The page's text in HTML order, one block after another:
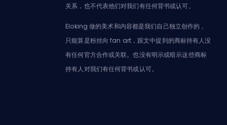
关系，也不代表他们对我们有任何背书或认可。
Eloking 做的美术和内容都是我们自己独立创作的，
只能算是粉丝向 fan art，跟文中提到的商标持有人没
有任何官方合作或关联。也没有明示或暗示这些商标
持有人对我们有任何背书或认可。